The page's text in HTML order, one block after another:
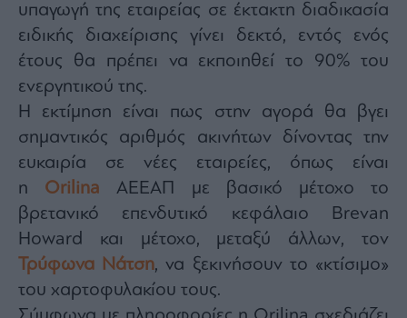
can
opt
out
at
any
time.
site
is
protected
by
and
Google
Privacy
Policy
and
Terms
of
Service
apply.
υπαγωγή της εταιρείας σε έκτακτη διαδικασία
ειδικής διαχείρισης γίνει δεκτό, εντός ενός
έτους θα πρέπει να εκποιηθεί το 90% του
ενεργητικού της.
Η εκτίμηση είναι πως στην αγορά θα βγει
σημαντικός αριθμός ακινήτων δίνοντας την
ευκαιρία σε νέες εταιρείες, όπως είναι
η Orilina ΑΕΕΑΠ με βασικό μέτοχο το
βρετανικό επενδυτικό κεφάλαιο Brevan
Howard και μέτοχο, μεταξύ άλλων, τον
Τρύφωνα Νάτση, να ξεκινήσουν το «κτίσιμο»
του χαρτοφυλακίου τους.